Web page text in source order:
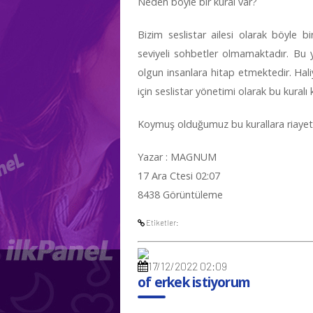
Bizim seslistar ailesi olarak böyle
seviyeli sohbetler olmamaktadır.
olgun insanlara hitap etmektedir.
için seslistar yönetimi olarak bu kuralı
Koymuş olduğumuz bu kurallara riayet
Yazar : MAGNUM
17 Ara Ctesi 02:07
8438 Görüntüleme
Etiketler:
17/12/2022 02:09
of erkek istiyorum